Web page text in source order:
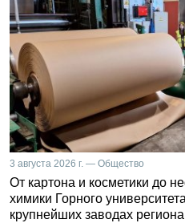
3 августа 2026 г. — Общество
От картона и косметики до
химики Горного
крупнейших заводах региона